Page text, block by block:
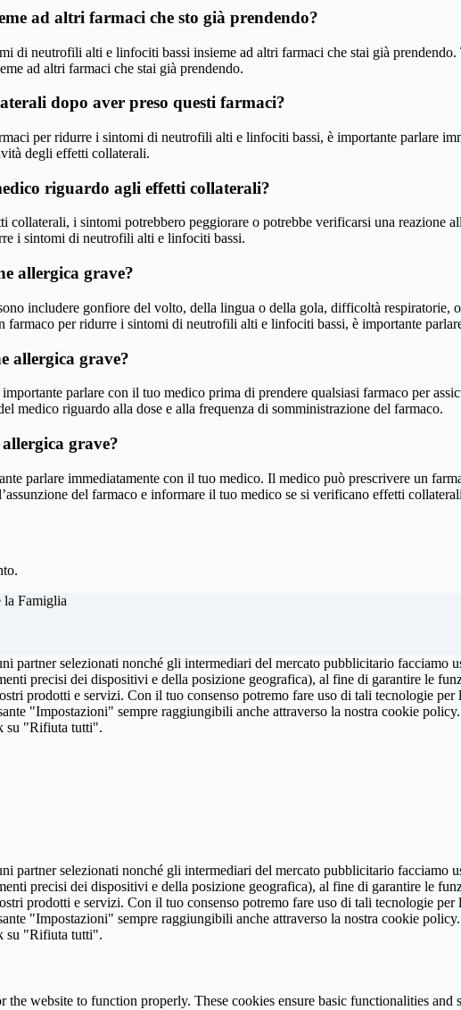
ad altri farmaci che sto già prendendo?
di neutrofili alti e linfociti bassi insieme ad altri farmaci che stai già
ad altri farmaci che stai già prendendo.
dopo aver preso questi farmaci?
per ridurre i sintomi di neutrofili alti e linfociti bassi, è importante parlare
degli effetti collaterali.
riguardo agli effetti collaterali?
i sintomi potrebbero peggiorare o potrebbe verificarsi una reazione
i sintomi di neutrofili alti e linfociti bassi.
allergica grave?
includere gonfiore del volto, della lingua o della gola, difficoltà
farmaco per ridurre i sintomi di neutrofili alti e linfociti bassi, è importante
allergica grave?
parlare con il tuo medico prima di prendere qualsiasi farmaco per
medico riguardo alla dose e alla frequenza di somministrazione del farmaco.
grave?
parlare immediatamente con il tuo medico. Il medico può prescrivere un
del farmaco e informare il tuo medico se si verificano effetti
Famiglia
partner selezionati nonché gli intermediari del mercato pubblicitario facciamo
precisi dei dispositivi e della posizione geografica), al fine di garantire le
prodotti e servizi. Con il tuo consenso potremo fare uso di tali tecnologie
"Impostazioni" sempre raggiungibili anche attraverso la nostra cookie
su "Rifiuta tutti".
partner selezionati nonché gli intermediari del mercato pubblicitario facciamo
precisi dei dispositivi e della posizione geografica), al fine di garantire le
prodotti e servizi. Con il tuo consenso potremo fare uso di tali tecnologie
"Impostazioni" sempre raggiungibili anche attraverso la nostra cookie
su "Rifiuta tutti".
the website to function properly. These cookies ensure basic functionalities